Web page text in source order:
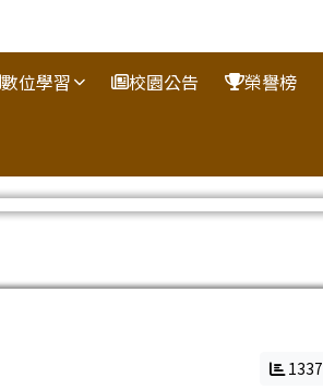
數位學習 校園公告 榮譽榜
1337